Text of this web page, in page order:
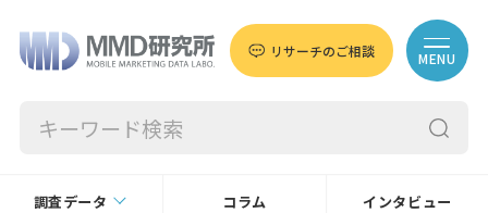
リサーチのご相談 MENU
調査データ コラム インタビュー